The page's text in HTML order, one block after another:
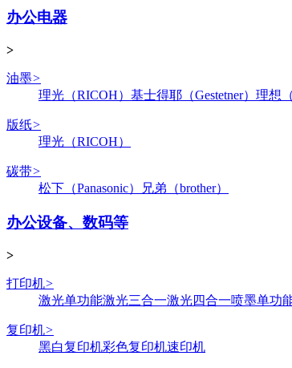
办公电器
>
油墨>
理光（RICOH） 基士得耶（Gestetner） 理想
版纸>
理光（RICOH）
碳带>
松下（Panasonic）
兄弟（brother）
办公设备、数码等
>
打印机>
激光单功能激光三合一激光四合一喷墨单功
复印机>
黑白复印机彩色复印机速印机